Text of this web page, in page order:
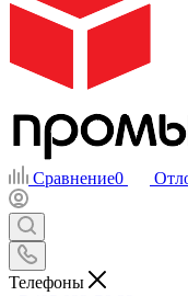
Сравнение0
Телефоны